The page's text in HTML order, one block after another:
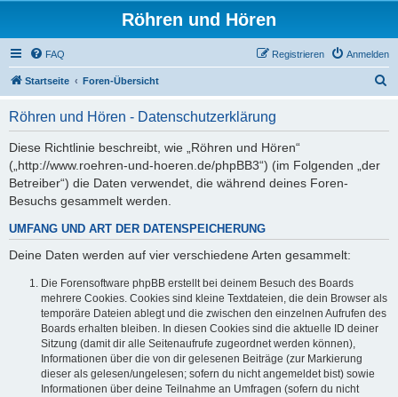
Röhren und Hören
FAQ Anmelden
Registrieren
Startseite Foren-Übersicht
Röhren und Hören - Datenschutzerklärung
Diese Richtlinie beschreibt, wie „Röhren und Hören“
(„http://www.roehren-und-hoeren.de/phpBB3“) (im Folgenden „der
Betreiber“) die Daten verwendet, die während deines Foren-
Besuchs gesammelt werden.
UMFANG UND ART DER DATENSPEICHERUNG
Deine Daten werden auf vier verschiedene Arten gesammelt:
Die Forensoftware phpBB erstellt bei deinem Besuch des Boards
mehrere Cookies. Cookies sind kleine Textdateien, die dein Browser als
temporäre Dateien ablegt und die zwischen den einzelnen Aufrufen des
Boards erhalten bleiben. In diesen Cookies sind die aktuelle ID deiner
Sitzung (damit dir alle Seitenaufrufe zugeordnet werden können),
Informationen über die von dir gelesenen Beiträge (zur Markierung
dieser als gelesen/ungelesen; sofern du nicht angemeldet bist) sowie
Informationen über deine Teilnahme an Umfragen (sofern du nicht